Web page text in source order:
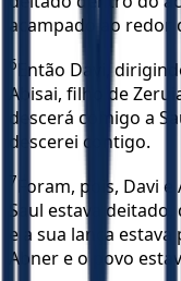
acampado ao redor
6
Então Davi,
Abisai, filho de
descerá comigo a
descerei contigo.
7
Foram, pois, Davi
Saul estava
e a sua lança
Abner e o povo